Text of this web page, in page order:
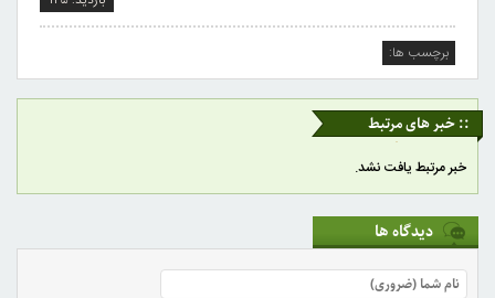
برچسب ها:
:: خبر های مرتبط
خبر مرتبط یافت نشد.
دیدگاه ها